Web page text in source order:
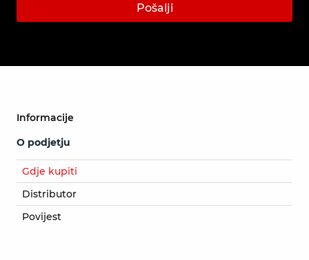
Pošalji
Informacije
O podjetju
Gdje kupiti
Distributor
Povijest